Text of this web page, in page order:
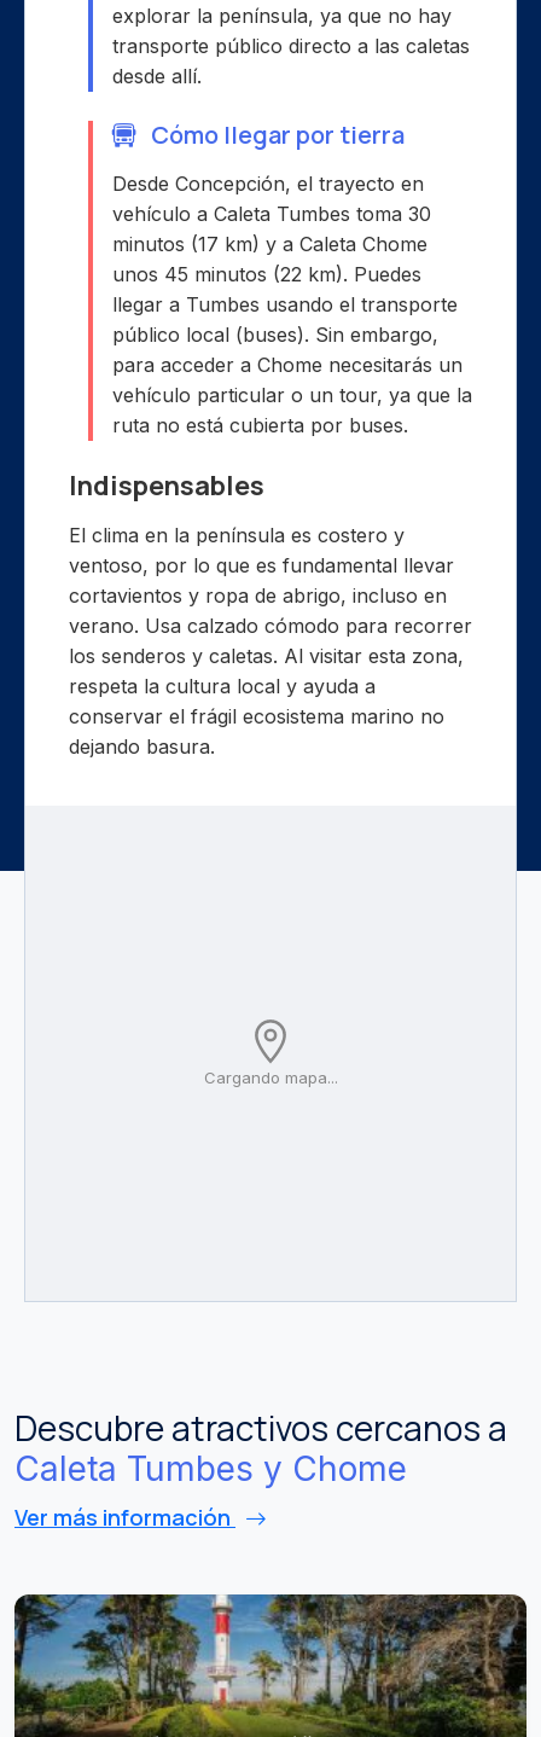
Cargando mapa...
explorar la península, ya que no hay
transporte público directo a las caletas
desde allí.
Cómo llegar por tierra
Desde Concepción, el trayecto en
vehículo a Caleta Tumbes toma 30
minutos (17 km) y a Caleta Chome
unos 45 minutos (22 km). Puedes
llegar a Tumbes usando el transporte
público local (buses). Sin embargo,
para acceder a Chome necesitarás un
vehículo particular o un tour, ya que la
ruta no está cubierta por buses.
Indispensables
El clima en la península es costero y
ventoso, por lo que es fundamental llevar
cortavientos y ropa de abrigo, incluso en
verano. Usa calzado cómodo para recorrer
los senderos y caletas. Al visitar esta zona,
respeta la cultura local y ayuda a
conservar el frágil ecosistema marino no
dejando basura.
Descubre atractivos cercanos a
Caleta Tumbes y Chome
Ver más información